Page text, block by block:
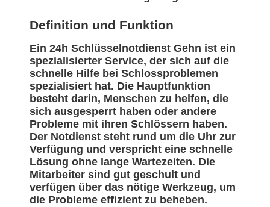
Definition und Funktion
Ein 24h Schlüsselnotdienst Gehn ist ein
spezialisierter Service, der sich auf die
schnelle Hilfe bei Schlossproblemen
spezialisiert hat. Die Hauptfunktion
besteht darin, Menschen zu helfen, die
sich ausgesperrt haben oder andere
Probleme mit ihren Schlössern haben.
Der Notdienst steht rund um die Uhr zur
Verfügung und verspricht eine schnelle
Lösung ohne lange Wartezeiten. Die
Mitarbeiter sind gut geschult und
verfügen über das nötige Werkzeug, um
die Probleme effizient zu beheben.